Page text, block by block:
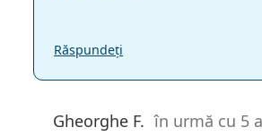
Răspundeți
Gheorghe F. în urmă cu 5